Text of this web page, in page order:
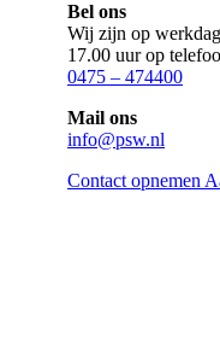
Bel ons
Wij zijn op
17.00 uur op
0475 – 474400
Mail ons
info@psw.nl
Contact opnemen